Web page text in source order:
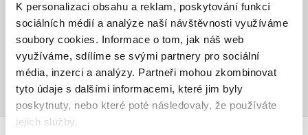
K personalizaci obsahu a reklam, poskytování funkcí
sociálních médií a analýze naší návštěvnosti využíváme
soubory cookies. Informace o tom, jak náš web
využíváme, sdílíme se svými partnery pro sociální
média, inzerci a analýzy. Partneři mohou zkombinovat
tyto údaje s dalšími informacemi, které jim byly
poskytnuty, nebo které poté následovaly, že používáte
jejich služby.
Vaše hodnocení
Uživatelskou recenzi mohou vkládat pouze registrovaní uživatelé
Přihlásit